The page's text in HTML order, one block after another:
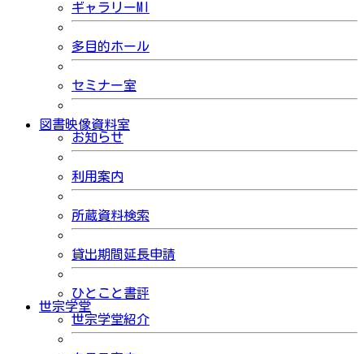
ギャラリーMI
多目的ホール
セミナー室
図書映像資料室
お知らせ
利用案内
所蔵資料検索
貸出期間延長申請
ひとこと書評
世宗学堂
世宗学堂紹介